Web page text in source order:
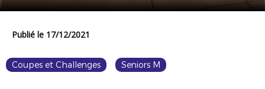
Publié le 17/12/2021
Coupes et Challenges Seniors M